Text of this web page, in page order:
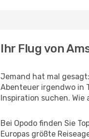
Ihr Flug von
Jemand hat mal
Abenteuer irgendwo in
Inspiration suchen.
Bei Opodo finden Sie
Europas größte